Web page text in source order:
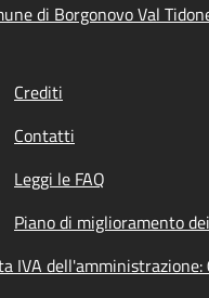
di Borgonovo Val
Crediti
Contatti
Leggi le FAQ
Piano di miglioramento
IVA